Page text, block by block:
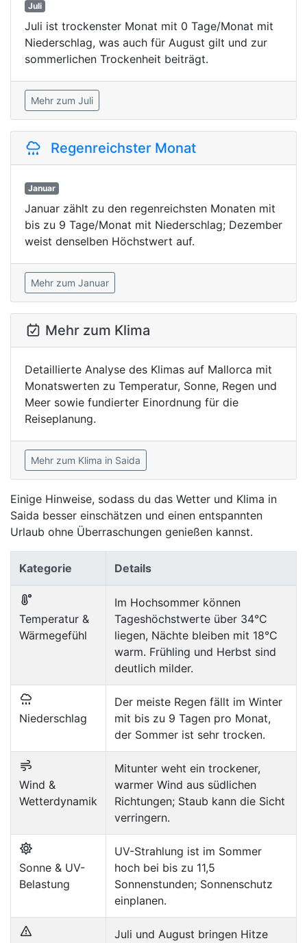
Juli
Juli ist trockenster Monat mit 0 Tage/Monat mit
Niederschlag, was auch für August gilt und zur
sommerlichen Trockenheit beiträgt.
Mehr zum Juli
Regenreichster Monat
Januar
Januar zählt zu den regenreichsten Monaten mit
bis zu 9 Tage/Monat mit Niederschlag; Dezember
weist denselben Höchstwert auf.
Mehr zum Januar
Mehr zum Klima
Detaillierte Analyse des Klimas auf Mallorca mit
Monatswerten zu Temperatur, Sonne, Regen und
Meer sowie fundierter Einordnung für die
Reiseplanung.
Mehr zum Klima in Saida
Einige Hinweise, sodass du das Wetter und Klima in
Saida besser einschätzen und einen entspannten
Urlaub ohne Überraschungen genießen kannst.
Kategorie Details
Temperatur &
Wärmegefühl
Im Hochsommer können
Tageshöchstwerte über 34°C
liegen, Nächte bleiben mit 18°C
warm. Frühling und Herbst sind
deutlich milder.
Niederschlag
Der meiste Regen fällt im Winter
mit bis zu 9 Tagen pro Monat,
der Sommer ist sehr trocken.
Wind &
Wetterdynamik
Mitunter weht ein trockener,
warmer Wind aus südlichen
Richtungen; Staub kann die Sicht
verringern.
Sonne & UV-
Belastung
UV-Strahlung ist im Sommer
hoch bei bis zu 11,5
Sonnenstunden; Sonnenschutz
einplanen.
Juli und August bringen Hitze